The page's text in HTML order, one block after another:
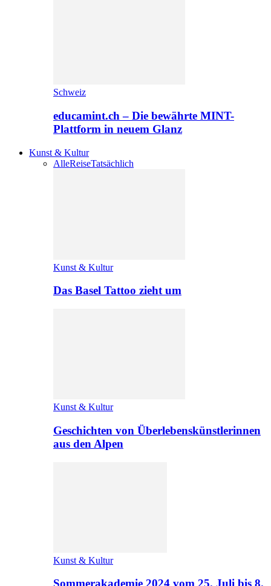
Schweiz
educamint.ch – Die bewährte MINT-
Plattform in neuem Glanz
Kunst & Kultur
AlleReiseTatsächlich
Kunst & Kultur
Das Basel Tattoo zieht um
Kunst & Kultur
Geschichten von Überlebenskünstlerinnen
aus den Alpen
Kunst & Kultur